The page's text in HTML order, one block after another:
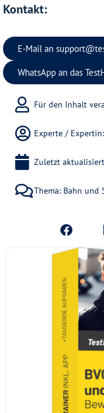
Kontakt:
E-Mail an
WhatsApp an das
Für den Inhalt
Experte / Expertin:
Zuletzt
Thema: Bahn und